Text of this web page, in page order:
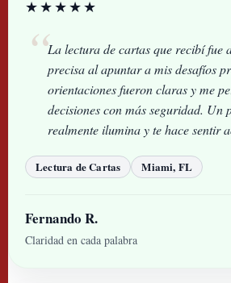
★★★★★
La lectura de cartas que recibí fue
precisa al apuntar a mis desafíos
orientaciones fueron claras y me
decisiones con más seguridad. Un
realmente ilumina y te hace sentir
Lectura de Cartas Miami, FL
Fernando R.
Claridad en cada palabra